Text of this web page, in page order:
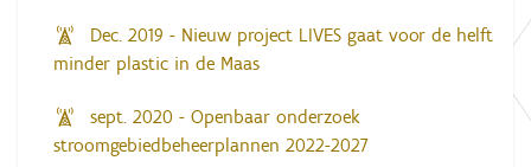
Dec. 2019 - Nieuw project LIVES gaat voor de helft
minder plastic in de Maas
sept. 2020 - Openbaar onderzoek
stroomgebiedbeheerplannen 2022-2027